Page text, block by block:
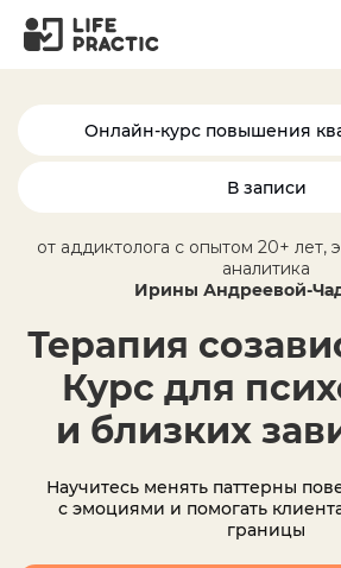
Онлайн-курс повышения
В записи
от аддиктолога с опытом 20+ лет,
аналитика
Ирины Андреевой-
Терапия
Курс для
и близких
Научитесь менять паттерны
с эмоциями и помогать
границы